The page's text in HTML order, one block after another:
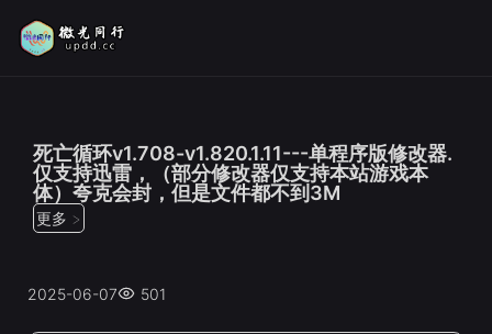
死亡循环v1.708-v1.820.1.11---单程序版修改器.
仅支持迅雷，（部分修改器仅支持本站游戏本
体）夸克会封，但是文件都不到3M
更多 >
2025-06-07 501